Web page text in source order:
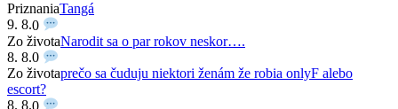
PriznaniaTangá
9. 8.0
Zo životaNarodit sa o par rokov neskor….
8. 8.0
Zo životaprečo sa čuduju niektori ženám že robia onlyF alebo
escort?
8. 8.0